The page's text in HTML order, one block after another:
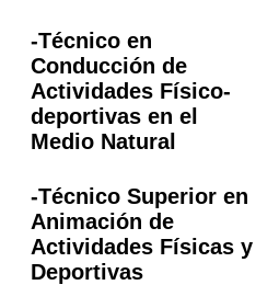
-Técnico en
Conducción de
Actividades Físico-
deportivas en el
Medio Natural
-Técnico Superior en
Animación de
Actividades Físicas y
Deportivas